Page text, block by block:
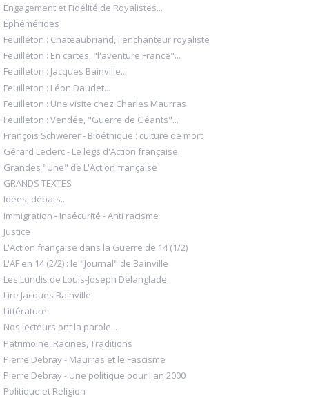
Engagement et Fidélité de Royalistes...
Éphémérides
Feuilleton : Chateaubriand, l'enchanteur royaliste
Feuilleton : En cartes, "l'aventure France"...
Feuilleton : Jacques Bainville...
Feuilleton : Léon Daudet...
Feuilleton : Une visite chez Charles Maurras
Feuilleton : Vendée, "Guerre de Géants"...
François Schwerer - Bioéthique : culture de mort
Gérard Leclerc - Le legs d'Action française
Grandes "Une" de L'Action française
GRANDS TEXTES
Idées, débats...
Immigration - Insécurité - Anti racisme
Justice
L'Action française dans la Guerre de 14 (1/2)
L'AF en 14 (2/2) : le "Journal" de Bainville
Les Lundis de Louis-Joseph Delanglade
Lire Jacques Bainville
Littérature
Nos lecteurs ont la parole...
Patrimoine, Racines, Traditions
Pierre Debray - Maurras et le Fascisme
Pierre Debray - Une politique pour l'an 2000
Politique et Religion